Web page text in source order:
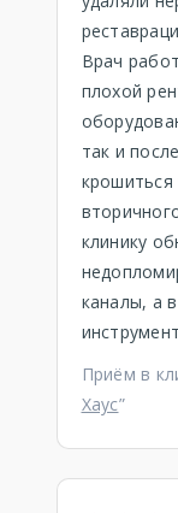
Врач
плохой
так и
крошиться
клинику
каналы, а
Приём в
Хаус”